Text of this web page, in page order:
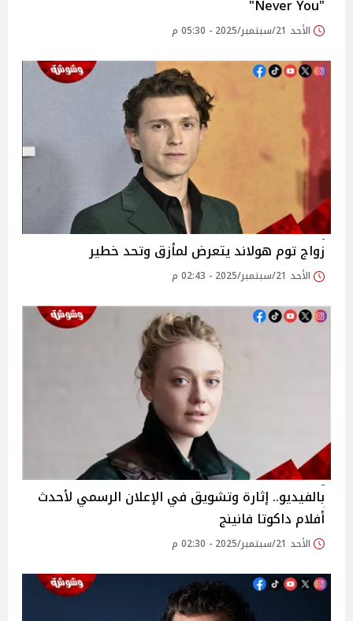
"Never You"
الأحد 21/سبتمبر/2025 - 05:30 م
زواج توم هولاند يتعرض لمأزق وتحد خطير
الأحد 21/سبتمبر/2025 - 02:43 م
بالفيديو.. إثارة وتشويق في الإعلان الرسمي لأحدث
أفلام داكوتا فانينج
الأحد 21/سبتمبر/2025 - 02:30 م